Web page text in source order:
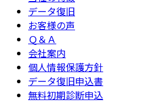
データ復旧
お客様の声
Ｑ＆Ａ
会社案内
個人情報保護方針
データ復旧申込書
無料初期診断申込